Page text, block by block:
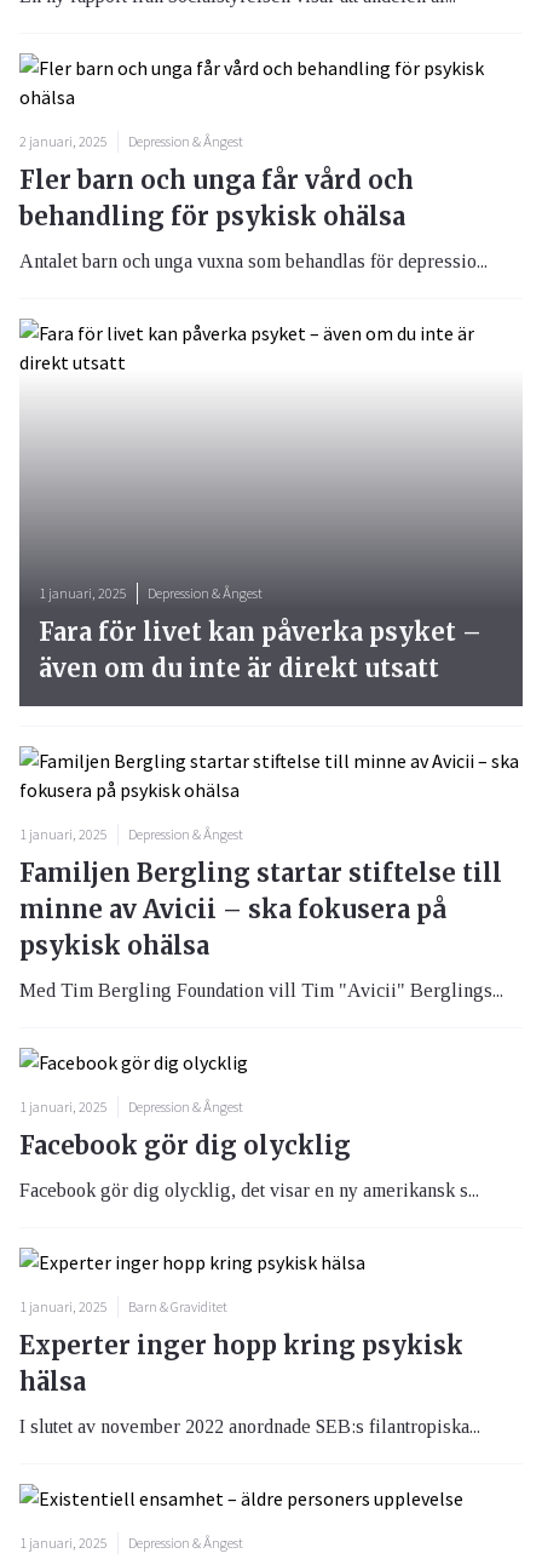
2 januari, 2025 Depression & Ångest
Fler barn och unga får vård och
behandling för psykisk ohälsa
Antalet barn och unga vuxna som behandlas för depressio...
1 januari, 2025 Depression & Ångest
Fara för livet kan påverka psyket –
även om du inte är direkt utsatt
1 januari, 2025 Depression & Ångest
Familjen Bergling startar stiftelse till
minne av Avicii – ska fokusera på
psykisk ohälsa
Med Tim Bergling Foundation vill Tim "Avicii" Berglings...
1 januari, 2025 Depression & Ångest
Facebook gör dig olycklig
Facebook gör dig olycklig, det visar en ny amerikansk s...
1 januari, 2025 Barn & Graviditet
Experter inger hopp kring psykisk
hälsa
I slutet av november 2022 anordnade SEB:s filantropiska...
1 januari, 2025 Depression & Ångest